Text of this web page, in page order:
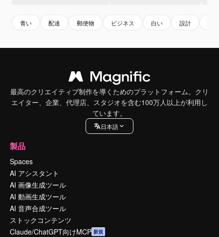
青い 配達 郵便物 ビジネス 白い 設計
最高のクリエイティブ制作を導くためのプラットフォーム。クリ
エイター、企業、代理店、スタジオを含む100万人以上が利用し
ています。
日本語
製品
Spaces
AI アシスタント
AI 画像生成ツール
AI 動画生成ツール
AI 音声合成ツール
ストックコンテンツ
Claude/ChatGPT向けMCP 新規